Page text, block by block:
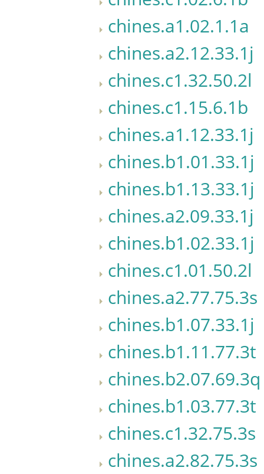
chines.a1.02.1.1a
chines.a2.12.33.1j
chines.c1.32.50.2l
chines.c1.15.6.1b
chines.a1.12.33.1j
chines.b1.01.33.1j
chines.b1.13.33.1j
chines.a2.09.33.1j
chines.b1.02.33.1j
chines.c1.01.50.2l
chines.a2.77.75.3s
chines.b1.07.33.1j
chines.b1.11.77.3t
chines.b2.07.69.3q
chines.b1.03.77.3t
chines.c1.32.75.3s
chines.a2.82.75.3s